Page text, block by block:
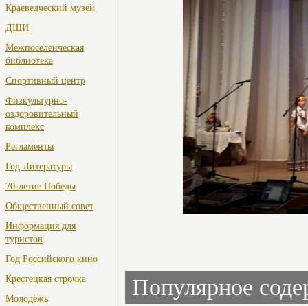
Краеведческий музей
ДШИ
Межпоселенческая
библиотека
Спортивный центр
Физкультурно-
оздоровительный
комплекс
Регламенты
Год Литературы
70-летие Победы
Общественный совет
Информация для
туристов
Год Российского кино
Крестецкая строчка
Молодёжь
Популярное